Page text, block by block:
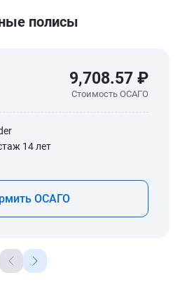
полисы
9,708.57 ₽
Стоимость ОСАГО
14 лет
ОСАГО